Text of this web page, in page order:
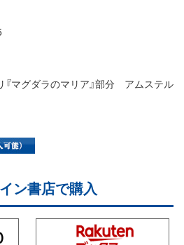
『マグダラのマリア』部分 アムステル
ン書店で購入